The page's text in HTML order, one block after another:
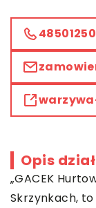
Opis
„GACEK
Skrzynkach,